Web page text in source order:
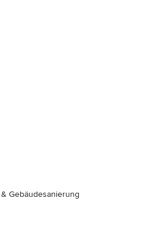
Gebäudesanierung